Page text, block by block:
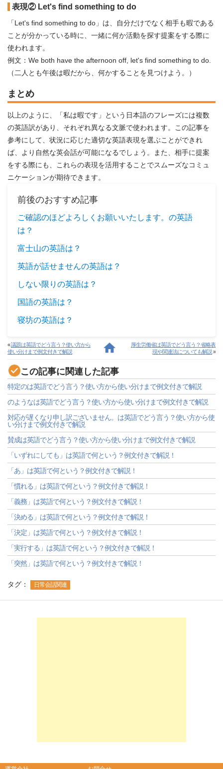
表現② Let's find something to do
「Let's find something to do」は、自分だけでなく相手も暇である
ことが分かっている時に、一緒に何か活動を探す提案をする際に
使われます。
例文：We both have the afternoon off, let's find something to do.
（二人とも午後は暇だから、何かすることを見つけよう。）
まとめ
以上のように、「私は暇です」という日本語のフレーズには複数
の英語訳があり、それぞれ異なる文脈で使われます。この記事を
参考にして、状況に応じた適切な英語表現を選ぶことができれ
ば、より自然な英会話が可能になるでしょう。また、相手に提案
をする際にも、これらの表現を活用することでスムーズなコミュ
ニケーションが期待できます。
前後のおすすめ記事
ご確認のほどよろしくお願いいたします。の英語
は？
富士山の英語は？
英語が話せませんの英語は？
しない限りの英語は？
国語の英語は？
寝坊の英語は？
«議題は英語でどう言う？使い方から
使い分けまで例文付きで解説
厚生労働省は英語でどう言う？省略表
現や関連法についても解説»
この記事に関連した記事
特定のは英語でどう言う？使い方から使い分けまで例文付きで解説
のようなは英語でどう言う？使い方から使い分けまで例文付きで解説
対応が遅くなり申し訳ございません。は英語でどう言う？使い方から使
い分けまで例文付きで解説
賛成は英語でどう言う？使い方から使い分けまで例文付きで解説
「いずれにしても」は英語で何という？例文付きで解説！
「あ」は英語で何という？例文付きで解説！
「慣れる」は英語で何という？例文付きで解説！
「義務」は英語で何という？例文付きで解説！
「決める」は英語で何という？例文付きで解説！
「決定」は英語で何という？例文付きで解説！
「実行する」は英語で何という？例文付きで解説！
「突然」は英語で何という？例文付きで解説！
タグ： 日常会話関連